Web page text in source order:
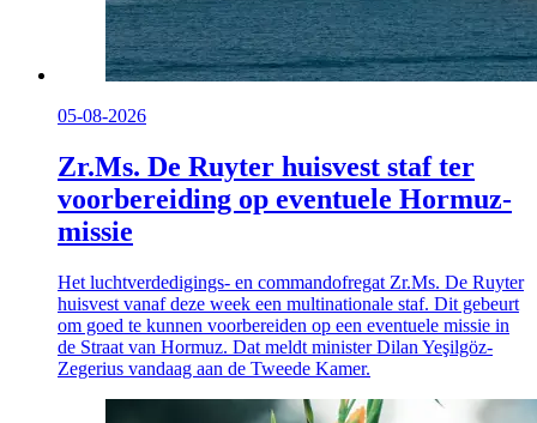
05-08-2026
Zr.Ms. De Ruyter huisvest staf ter
voorbereiding op eventuele Hormuz-
missie
Het luchtverdedigings- en commandofregat Zr.Ms. De Ruyter
huisvest vanaf deze week een multinationale staf. Dit gebeurt
om goed te kunnen voorbereiden op een eventuele missie in
de Straat van Hormuz. Dat meldt minister Dilan Yeşilgöz-
Zegerius vandaag aan de Tweede Kamer.